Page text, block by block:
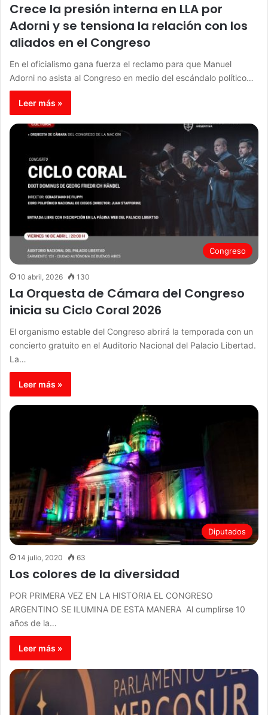
Crece la presión interna en LLA por
Adorni y se tensiona la relación con los
aliados en el Congreso
En el oficialismo gana fuerza el reclamo para que Manuel
Adorni no asista al Congreso en medio del escándalo político…
Leer más »
Congreso
10 abril, 2026 130
La Orquesta de Cámara del Congreso
inicia su Ciclo Coral 2026
El organismo estable del Congreso abrirá la temporada con un
concierto gratuito en el Auditorio Nacional del Palacio Libertad.
La…
Leer más »
Diputados
14 julio, 2020 63
Los colores de la diversidad
POR PRIMERA VEZ EN LA HISTORIA EL CONGRESO
ARGENTINO SE ILUMINA DE ESTA MANERA Al cumplirse 10
años de la…
Leer más »